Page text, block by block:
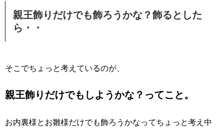
親王飾りだけでも飾ろうかな？飾るとした
ら・・
そこでちょっと考えているのが、
親王飾りだけでもしようかな？ってこと。
お内裏様とお雛様だけでも飾ろうかなってちょっと考え中